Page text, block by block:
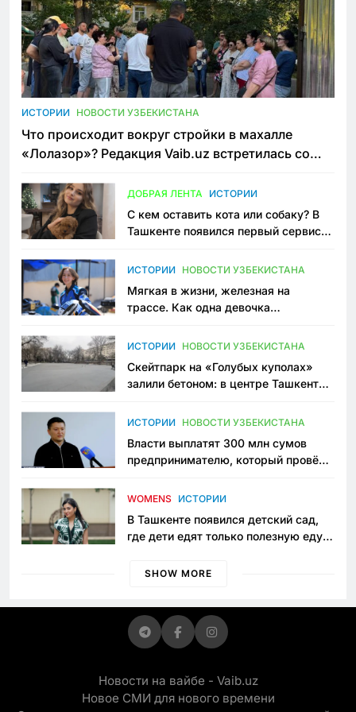
ИСТОРИИ НОВОСТИ УЗБЕКИСТАНА
Что происходит вокруг стройки в махалле
«Лолазор»? Редакция Vaib.uz встретилась со
ДОБРАЯ ЛЕНТА ИСТОРИИ
С кем оставить кота или собаку? В
Ташкенте появился первый сервис
ИСТОРИИ НОВОСТИ УЗБЕКИСТАНА
Мягкая в жизни, железная на
трассе. Как одна девочка
Узбекистане
ИСТОРИИ НОВОСТИ УЗБЕКИСТАНА
Скейтпарк на «Голубых куполах»
залили бетоном: в центре Ташкента
пространство
ИСТОРИИ НОВОСТИ УЗБЕКИСТАНА
Власти выплатят 300 млн сумов
предпринимателю, который провёл
приговору
WOMENS ИСТОРИИ
В Ташкенте появился детский сад,
где дети едят только полезную еду.
просить «кашу без сахара»
SHOW MORE
Новости на вайбе - Vaib.uz
Новое СМИ для нового времени